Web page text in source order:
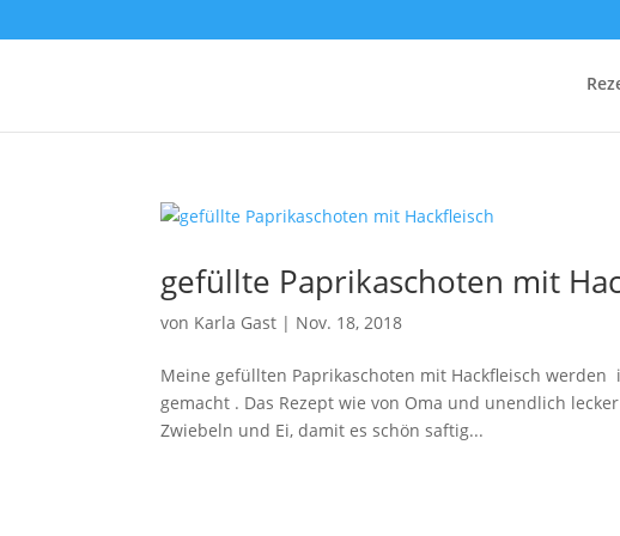
gefüllte Paprikaschoten mit
von Karla Gast | Nov. 18, 2018
Meine gefüllten Paprikaschoten mit Hackfleisch
gemacht . Das Rezept wie von Oma und unendlich
Zwiebeln und Ei, damit es schön saftig...